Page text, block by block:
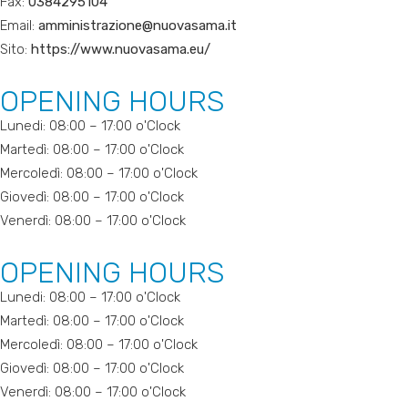
Email: amministrazione@nuovasama.it
Sito: https://www.nuovasama.eu/
OPENING HOURS
Lunedi: 08:00 – 17:00 o'Clock
Martedì: 08:00 – 17:00 o'Clock
Mercoledì: 08:00 – 17:00 o'Clock
Giovedì: 08:00 – 17:00 o'Clock
Venerdì: 08:00 – 17:00 o'Clock
OPENING HOURS
Lunedi: 08:00 – 17:00 o'Clock
Martedì: 08:00 – 17:00 o'Clock
Mercoledì: 08:00 – 17:00 o'Clock
Giovedì: 08:00 – 17:00 o'Clock
Venerdì: 08:00 – 17:00 o'Clock